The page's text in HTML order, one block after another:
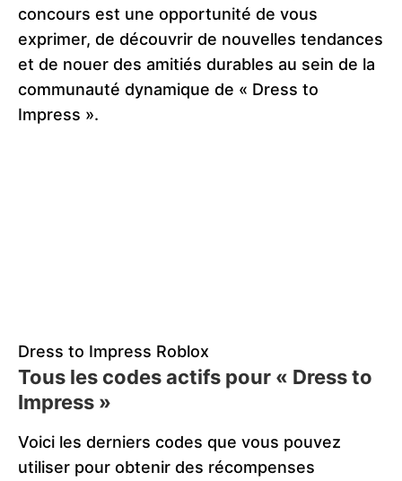
concours est une opportunité de vous
exprimer, de découvrir de nouvelles tendances
et de nouer des amitiés durables au sein de la
communauté dynamique de « Dress to
Impress ».
Dress to Impress Roblox
Tous les codes actifs pour « Dress to
Impress »
Voici les derniers codes que vous pouvez
utiliser pour obtenir des récompenses